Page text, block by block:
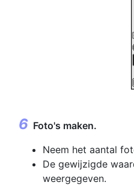
Foto's maken.
Neem het aantal
De gewijzigde
weergegeven.